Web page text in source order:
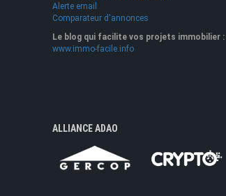
Alerte email
Comparateur d'annonces
Le blog qui facilite vos projets immobilier :
www.immo-facile.info
ALLIANCE ADAO